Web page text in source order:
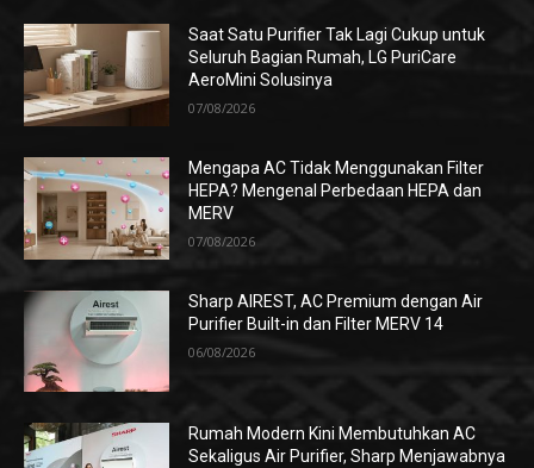
Saat Satu Purifier Tak Lagi Cukup untuk
Seluruh Bagian Rumah, LG PuriCare
AeroMini Solusinya
07/08/2026
Mengapa AC Tidak Menggunakan Filter
HEPA? Mengenal Perbedaan HEPA dan
MERV
07/08/2026
Sharp AIREST, AC Premium dengan Air
Purifier Built-in dan Filter MERV 14
06/08/2026
Rumah Modern Kini Membutuhkan AC
Sekaligus Air Purifier, Sharp Menjawabnya